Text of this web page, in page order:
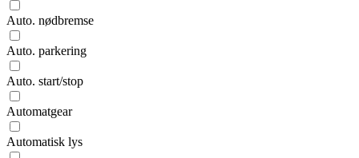
Auto. nødbremse
Auto. parkering
Auto. start/stop
Automatgear
Automatisk lys